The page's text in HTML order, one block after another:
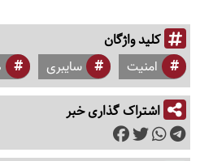
کلید واژگان
امنیت سایبری
اشتراک گذاری خبر